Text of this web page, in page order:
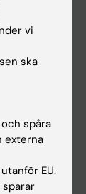
vi
ska
spåra
externa
EU.